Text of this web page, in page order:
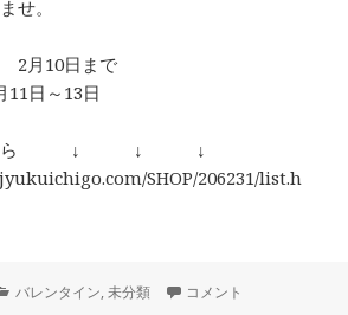
せ。
月10日まで
日～13日
ちらから ↓ ↓ ↓
SHOP/206231/list.h
カ
バレンタイン,未分類 「朝摘み完熟いちごの
コメント